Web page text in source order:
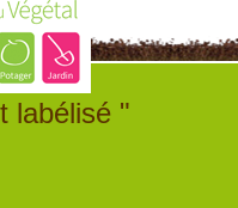
labélisé "